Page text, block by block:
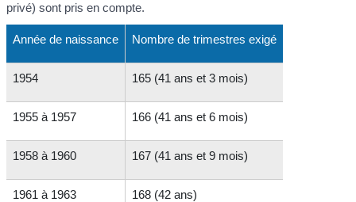
privé) sont pris en compte.
Année de naissance Nombre de trimestres exigé
1954 165 (41 ans et 3 mois)
1955 à 1957 166 (41 ans et 6 mois)
1958 à 1960 167 (41 ans et 9 mois)
1961 à 1963 168 (42 ans)